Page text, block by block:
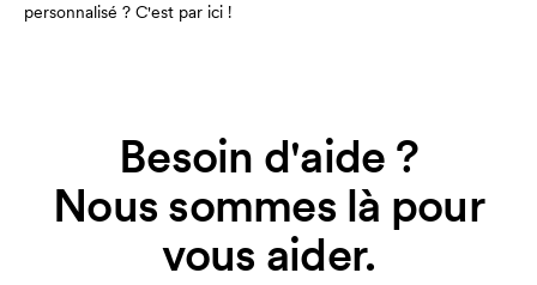
personnalisé ? C'est par ici !
Besoin d'aide ?
Nous sommes là pour
vous aider.